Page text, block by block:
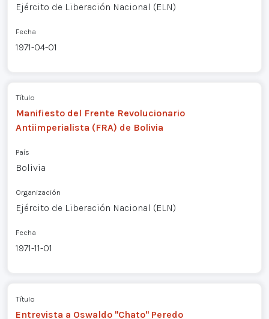
Ejército de Liberación Nacional (ELN)
Fecha
1971-04-01
Título
Manifiesto del Frente Revolucionario
Antiimperialista (FRA) de Bolivia
País
Bolivia
Organización
Ejército de Liberación Nacional (ELN)
Fecha
1971-11-01
Título
Entrevista a Oswaldo "Chato" Peredo